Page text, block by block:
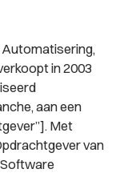
in 2003
aan een
Met
van
Software